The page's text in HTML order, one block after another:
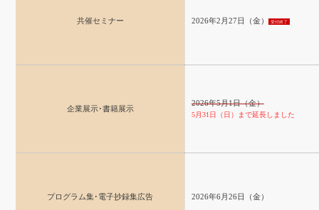
共催セミナー 2026年2月27日（金） 受付終了
企業展示･書籍展示
2026年5月1日（金）
5月31日（日）まで延長しました
プログラム集･電子抄録集広告 2026年6月26日（金）